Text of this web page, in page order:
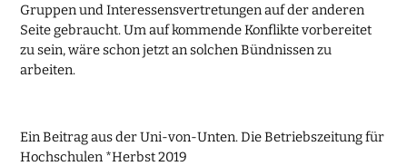
Gruppen und Interessensvertretungen auf der anderen
Seite gebraucht. Um auf kommende Konflikte vorbereitet
zu sein, wäre schon jetzt an solchen Bündnissen zu
arbeiten.
Ein Beitrag aus der Uni-von-Unten. Die Betriebszeitung für
Hochschulen *Herbst 2019